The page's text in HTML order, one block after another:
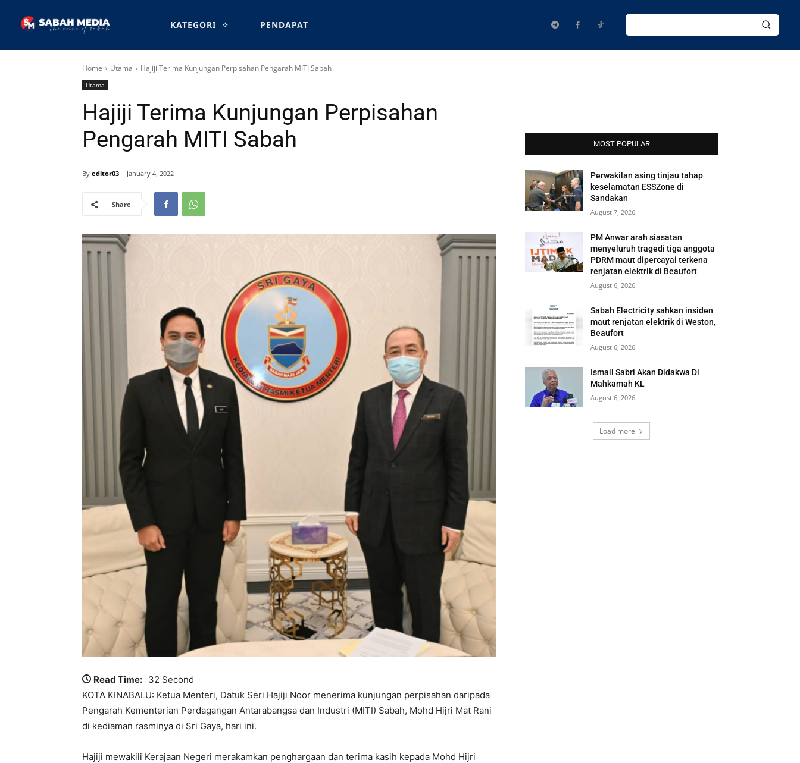
KATEGORI PENDAPAT
Home Utama Hajiji Terima Kunjungan Perpisahan Pengarah MITI Sabah
Utama
Hajiji Terima Kunjungan Perpisahan
Pengarah MITI Sabah
By editor03 January 4, 2022
Share
Read Time: 32 Second
KOTA KINABALU: Ketua Menteri, Datuk Seri Hajiji Noor menerima kunjungan perpisahan daripada
Pengarah Kementerian Perdagangan Antarabangsa dan Industri (MITI) Sabah, Mohd Hijri Mat Rani
di kediaman rasminya di Sri Gaya, hari ini.
Hajiji mewakili Kerajaan Negeri merakamkan penghargaan dan terima kasih kepada Mohd Hijri
MOST POPULAR
Perwakilan asing tinjau tahap
keselamatan ESSZone di
Sandakan
August 7, 2026
PM Anwar arah siasatan
menyeluruh tragedi tiga anggota
PDRM maut dipercayai terkena
renjatan elektrik di Beaufort
August 6, 2026
Sabah Electricity sahkan insiden
maut renjatan elektrik di Weston,
Beaufort
August 6, 2026
Ismail Sabri Akan Didakwa Di
Mahkamah KL
August 6, 2026
Load more